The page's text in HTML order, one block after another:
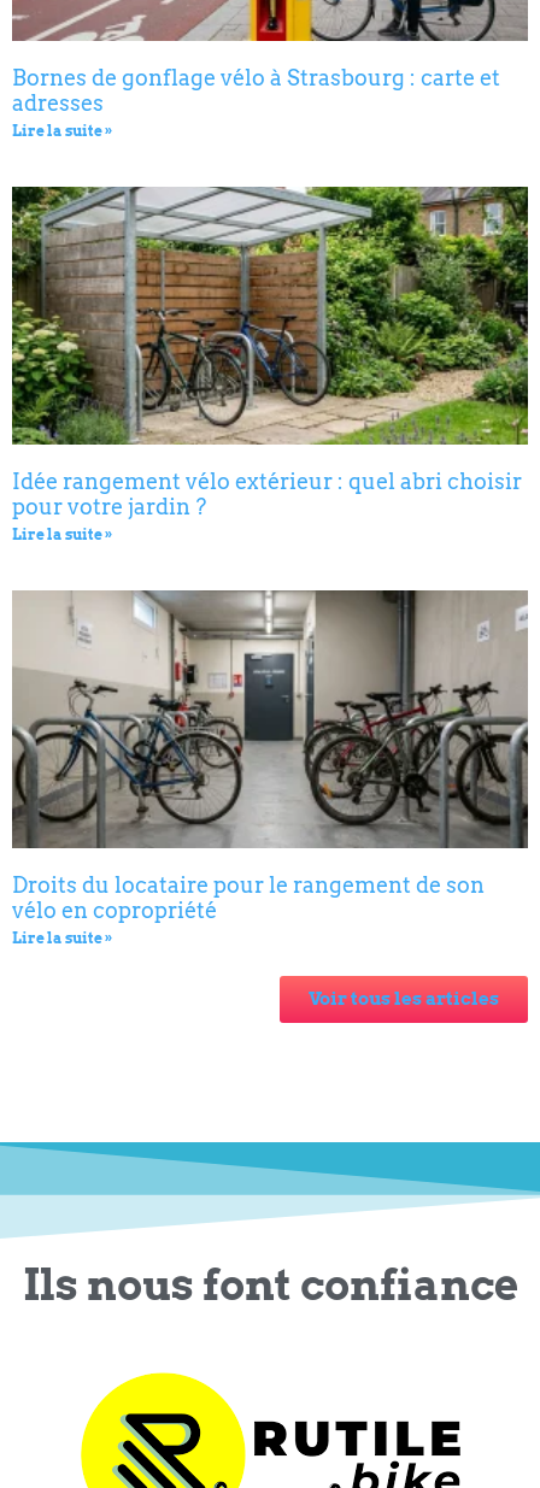
Bornes de gonflage vélo à Strasbourg : carte et
adresses
Lire la suite »
Idée rangement vélo extérieur : quel abri choisir
pour votre jardin ?
Lire la suite »
Droits du locataire pour le rangement de son
vélo en copropriété
Lire la suite »
Voir tous les articles
Ils nous font confiance